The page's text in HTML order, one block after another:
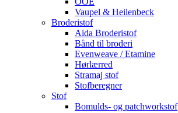
Vaupel & Heilenbeck
Broderistof
Aida Broderistof
Bånd til broderi
Evenweave / Etamine
Hørlærred
Stramaj stof
Stofberegner
Stof
Bomulds- og patchworkstof